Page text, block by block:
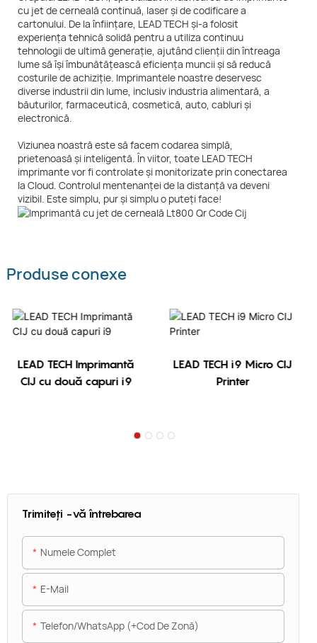
cu jet de cerneală continuă, laser și de codificare a
cartonului. De la înființare, LEAD TECH și-a folosit
experiența tehnică solidă pentru a utiliza continuu
tehnologii de ultimă generație, ajutând clienții din întreaga
lume să își îmbunătățească eficiența muncii și să reducă
costurile de achiziție. Imprimantele noastre deservesc
diverse industrii din lume, inclusiv industria alimentară, a
băuturilor, farmaceutică, cosmetică, auto, cabluri și
electronică.
Viziunea noastră este să facem codarea simplă,
prietenoasă și inteligentă. În viitor, toate LEAD TECH
imprimante vor fi controlate și monitorizate prin conectarea
la Cloud. Controlul mentenanței de la distanță va deveni
vizibil. Este simplu, pur și simplu o puteți face!
Produse conexe
LEAD TECH Imprimantă
CIJ cu două capuri i9
LEAD TECH i9 Micro CIJ
Printer
Trimiteți -vă întrebarea
Numele Complet
E-Mail
Telefon/WhatsApp (+Cod De Zonă)